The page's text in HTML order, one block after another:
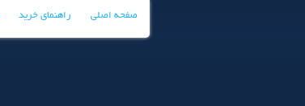
صفحه اصلی راهنمای خرید